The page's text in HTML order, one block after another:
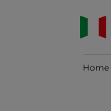
Home